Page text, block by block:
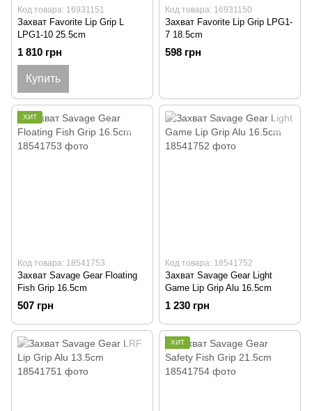
Код товара: 16931151
Захват Favorite Lip Grip L
LPG1-10 25.5cm
1 810 грн
Купить
Код товара: 16931150
Захват Favorite Lip Grip LPG1-
7 18.5cm
598 грн
ХИТ
Код товара: 18541753
Захват Savage Gear Floating
Fish Grip 16.5cm
507 грн
Код товара: 18541752
Захват Savage Gear Light
Game Lip Grip Alu 16.5cm
1 230 грн
ХИТ